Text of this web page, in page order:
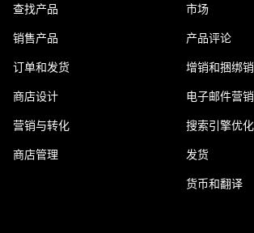
查找产品
销售产品
订单和发货
商店设计
营销与转化
商店管理
市场
产品评论
增销和捆绑
电子邮件营销
搜索引擎优
发货
货币和翻译